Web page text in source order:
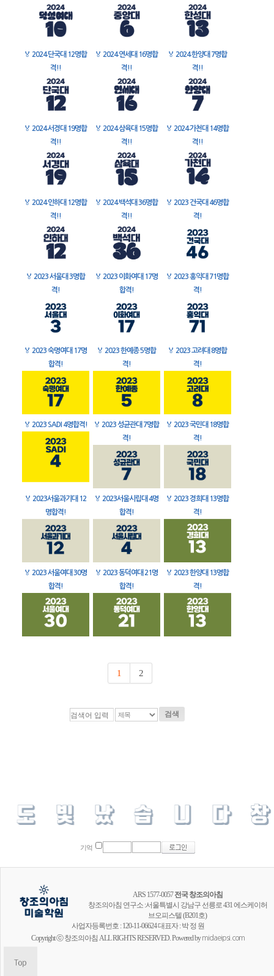
🏅 2024 단국대 12명합
격!!
🏅 2024 연세대 16명합
격!!
🏅 2024 한양대 7명합
격!!
🏅 2024 서경대 19명합
격!!
🏅 2024 삼육대 15명합
격!!
🏅 2024 가천대 14명합
격!!
🏅 2024 인하대 12명합
격!!
🏅 2024 백석대 36명합
격!!
🏅 2023 건국대 46명합
격!
🏅 2023 서울대 3명합
격!
🏅 2023 이화여대 17명
합격!
🏅 2023 홍익대 71명합
격!
🏅 2023 숙명여대 17명
합격!
🏅 2023 한예종 5명합
격!
🏅 2023 고려대 8명합
격!
🏅 2023 SADI 4명합격! 🏅 2023 성균관대 7명합
격!
🏅 2023 국민대 18명합
격!
🏅 2023서울과기대 12
명합격!
🏅 2023서울시립대 4명
합격!
🏅 2023 경희대 13명합
격!
🏅 2023 서울여대 30명
합격!
🏅 2023 동덕여대 21명
합격!
🏅 2023 한양대 13명합
격!
1 2
검색
기억
ARS 1577-0057전국 창조의아침
창조의아침 연구소 :서울특별시 강남구 선릉로 431 에스케이허
브오피스텔 (B201호)
사업자등록번호 : 120-11-06624 대표자 : 박 정 원
Copyright ⓒ 창조의아침 ALL RIGHTS RESERVED. Powered bymidaeipsi.com